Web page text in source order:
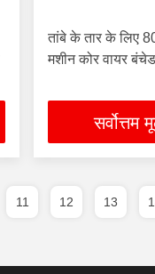
तांबे के तार के लिए
मशीन कोर वायर
सर्वोत्तम
11 12 13